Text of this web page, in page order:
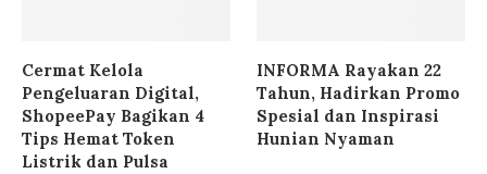
Cermat Kelola
Pengeluaran Digital,
ShopeePay Bagikan 4
Tips Hemat Token
Listrik dan Pulsa
INFORMA Rayakan 22
Tahun, Hadirkan Promo
Spesial dan Inspirasi
Hunian Nyaman